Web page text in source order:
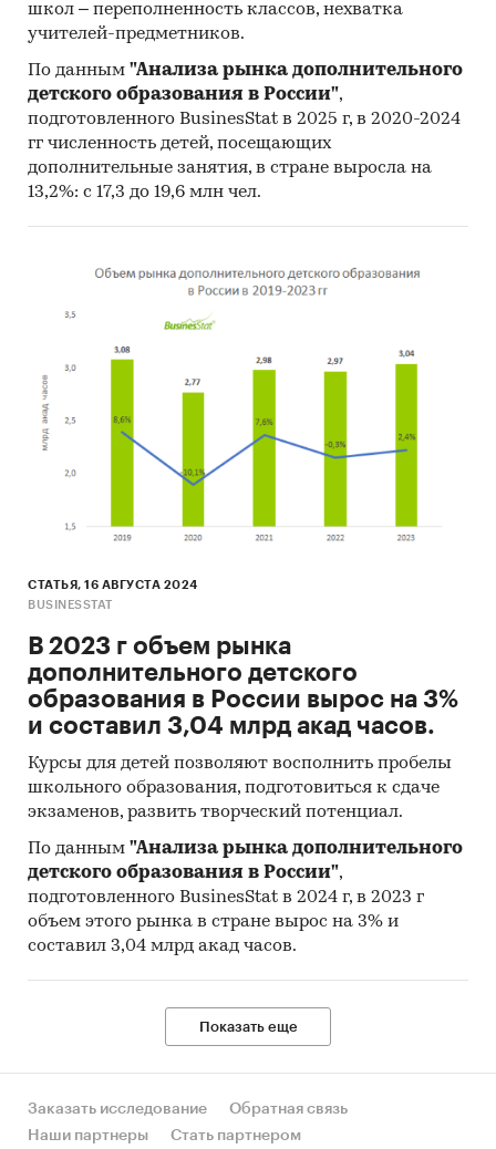
школ – переполненность классов, нехватка
учителей-предметников.
По данным "Анализа рынка дополнительного
детского образования в России",
подготовленного BusinesStat в 2025 г, в 2020-2024
гг численность детей, посещающих
дополнительные занятия, в стране выросла на
13,2%: с 17,3 до 19,6 млн чел.
СТАТЬЯ, 16 АВГУСТА 2024
BUSINESSTAT
В 2023 г объем рынка
дополнительного детского
образования в России вырос на 3%
и составил 3,04 млрд акад часов.
Курсы для детей позволяют восполнить пробелы
школьного образования, подготовиться к сдаче
экзаменов, развить творческий потенциал.
По данным "Анализа рынка дополнительного
детского образования в России",
подготовленного BusinesStat в 2024 г, в 2023 г
объем этого рынка в стране вырос на 3% и
составил 3,04 млрд акад часов.
Показать еще
Заказать исследование
Обратная связь
Наши партнеры
Стать партнером